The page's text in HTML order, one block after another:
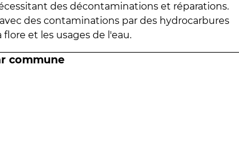
des décontaminations et réparations.
des contaminations par des hydrocarbures
et les usages de l'eau.
commune